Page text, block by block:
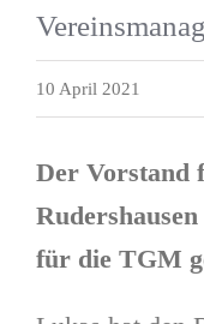
10 April 2021
Der Vorstand
für die TGM